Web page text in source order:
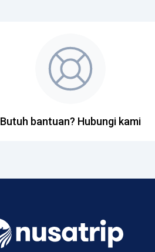
Butuh bantuan? Hubungi kami